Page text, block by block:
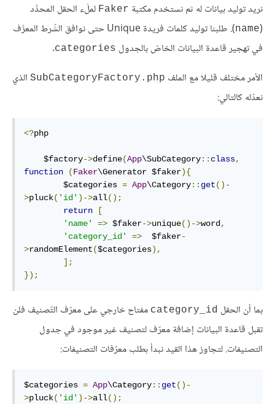
نريد توليد بيانات له ثم نستخدم مكتبة Faker لملْء الحقل المحدَّد
(
name
). طلبنا توليد كلمات فريدة Unique حتى نوافق الشّرط المعرَّف
في تهجير قاعدة البيانات الخاصّ بالجدول categories
.
الأمر مختلف قليلا مع الملف SubCategoryFactory.php الذي
نعدّله كالتالي:
<?php
    $factory
->define(App\SubCategory:: class,
function
(Faker\Generator $faker){
        $categories
= App\Category:: get()-
>pluck( 'id' )->all();
return
[
'name'
=> $faker->unique()->word ,
'category_id'
=>
  $faker
-
>randomElement($categories),
];
});
بما أن الحقل category_id مفتاح خارجي على معرّف التّصنيف فلن
تقبل قاعدة البيانات إضافة معرّف لتصنيف غير موجود في جدول
التصنيفات. لتجاوز هذا القيد نبدأ بطلب معرّفات التصنيفات:
$categories = App\Category:: get()-
>pluck( 'id' )->all();